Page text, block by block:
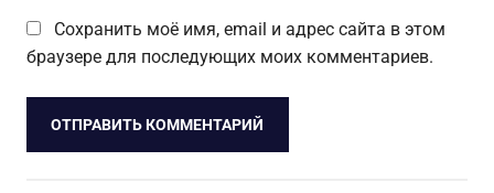
Сохранить моё имя, email и адрес сайта в этом
браузере для последующих моих комментариев.